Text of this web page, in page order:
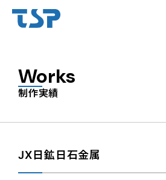
Works
制作実績
JX日鉱日石金属